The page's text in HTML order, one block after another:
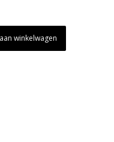
winkelwagen